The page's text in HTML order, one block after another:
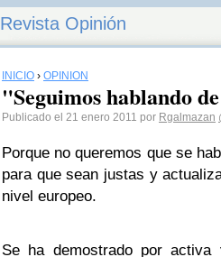
Revista Opinión
INICIO › OPINIÓN
"Seguimos hablando
Publicado el 21 enero 2011 por Rgalmazan
Porque no queremos que se
para que sean justas y
nivel europeo.
Se ha demostrado por